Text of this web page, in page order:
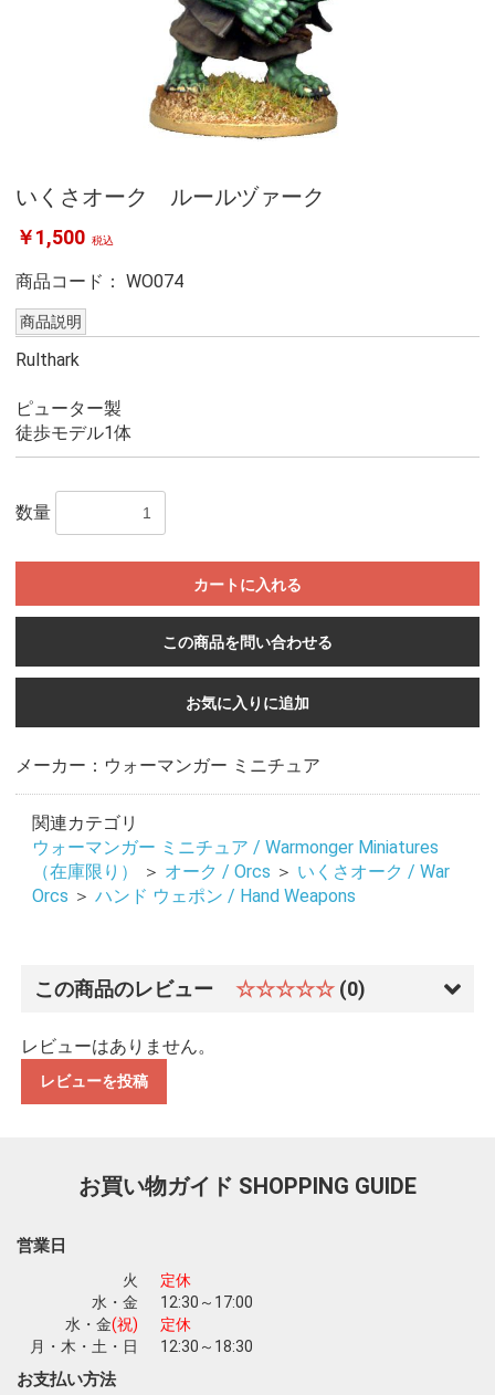
いくさオーク ルールヅァーク
￥1,500 税込
商品コード： WO074
商品説明
Rulthark
ピューター製
徒歩モデル1体
数量
カートに入れる
この商品を問い合わせる
お気に入りに追加
メーカー：ウォーマンガー ミニチュア
関連カテゴリ
ウォーマンガー ミニチュア / Warmonger Miniatures
（在庫限り）
＞ オーク / Orcs ＞ いくさオーク / War
Orcs ＞ ハンド ウェポン / Hand Weapons
この商品のレビュー ☆☆☆☆☆ (0)
レビューはありません。
レビューを投稿
お買い物ガイド SHOPPING GUIDE
営業日
火
定休
水・金
12:30～17:00
水・金(祝)
定休
月・木・土・日
12:30～18:30
お支払い方法